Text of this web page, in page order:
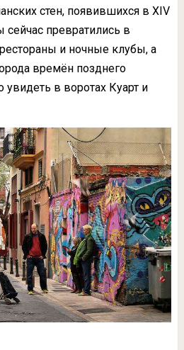
стен, появившихся в XIV
превратились в
и ночные клубы, а
времён позднего
в воротах Куарт и